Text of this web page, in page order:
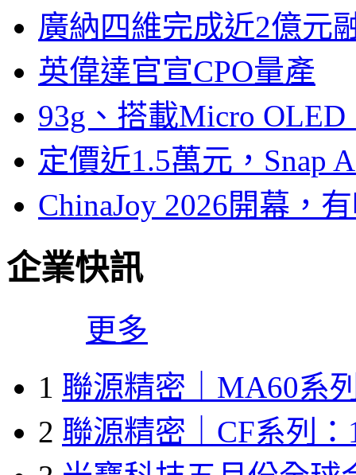
廣納四維完成近2億元
英偉達官宣CPO量產
93g、搭載Micro
定價近1.5萬元，Snap
ChinaJoy 2026開幕，
企業快訊
更多
1 聯源精密｜MA60系
2 聯源精密｜CF系列：